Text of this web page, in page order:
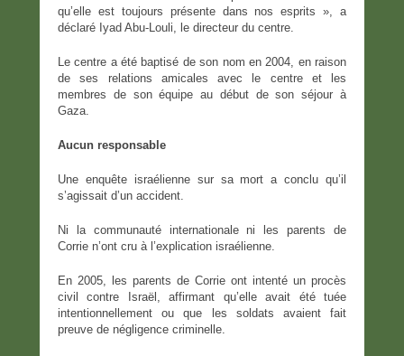
qu’elle est toujours présente dans nos esprits », a
déclaré Iyad Abu-Louli, le directeur du centre.
Le centre a été baptisé de son nom en 2004, en raison
de ses relations amicales avec le centre et les
membres de son équipe au début de son séjour à
Gaza.
Aucun responsable
Une enquête israélienne sur sa mort a conclu qu’il
s’agissait d’un accident.
Ni la communauté internationale ni les parents de
Corrie n’ont cru à l’explication israélienne.
En 2005, les parents de Corrie ont intenté un procès
civil contre Israël, affirmant qu’elle avait été tuée
intentionnellement ou que les soldats avaient fait
preuve de négligence criminelle.